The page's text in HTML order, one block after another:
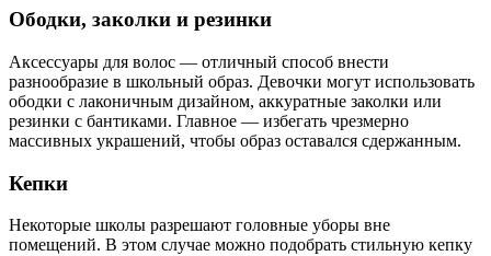
Ободки, заколки и резинки
Аксессуары для волос — отличный способ внести
разнообразие в школьный образ. Девочки могут использовать
ободки с лаконичным дизайном, аккуратные заколки или
резинки с бантиками. Главное — избегать чрезмерно
массивных украшений, чтобы образ оставался сдержанным.
Кепки
Некоторые школы разрешают головные уборы вне
помещений. В этом случае можно подобрать стильную кепку